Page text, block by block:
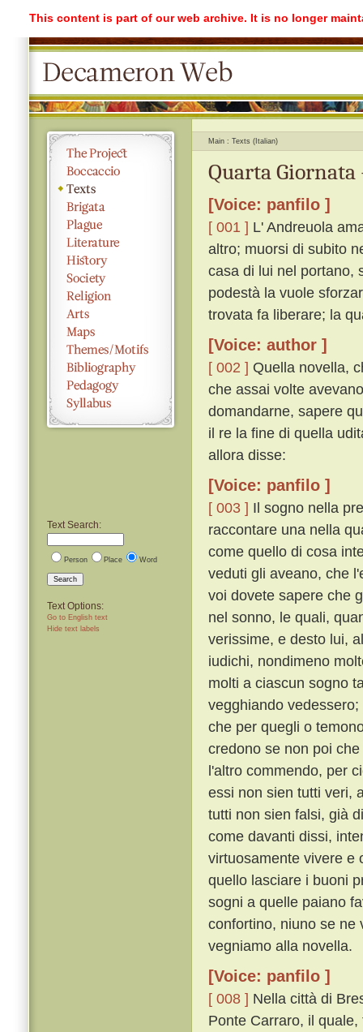
This content is part of our web archive. It is no longer
Text Search:
Person Place Word
Search
Text Options:
Go to English text
Hide text labels
Main Texts (Italian)
Quarta Giornata
[Voice: panfilo ]
[ 001 ] L' Andreuola
altro; muorsi di subito
casa di lui nel portano,
podestà la vuole
trovata fa liberare; la
[Voice: author ]
[ 002 ] Quella novella,
che assai volte
domandarne, sapere
il re la fine di quella
allora disse:
[Voice: panfilo ]
[ 003 ] Il sogno nella
raccontare una nella
come quello di cosa
veduti gli aveano, che
voi dovete sapere che
nel sonno, le quali,
verissime, e desto lui,
iudichi, nondimeno
molti a ciascun sogno
vegghiando
che per quegli o
credono se non poi
l'altro commendo, per
essi non sien tutti veri,
tutti non sien falsi, già
come davanti dissi,
virtuosamente vivere e
quello lasciare i buoni
sogni a quelle paiano
confortino, niuno se ne
vegniamo alla novella.
[Voice: panfilo ]
[ 008 ] Nella città di
Ponte Carraro, il